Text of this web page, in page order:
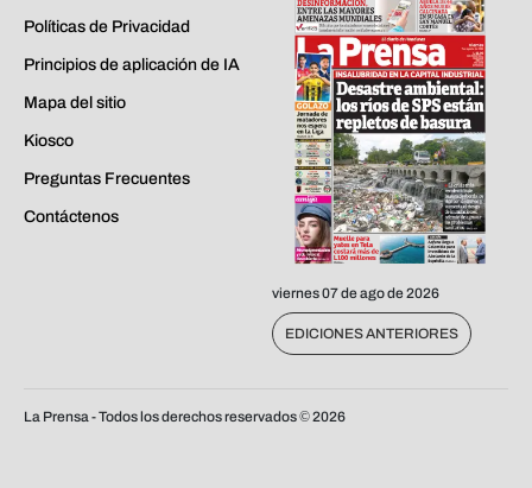
Políticas de Privacidad
Principios de aplicación de IA
Mapa del sitio
Kiosco
Preguntas Frecuentes
Contáctenos
viernes 07 de ago de 2026
EDICIONES ANTERIORES
La Prensa - Todos los derechos reservados ©2026